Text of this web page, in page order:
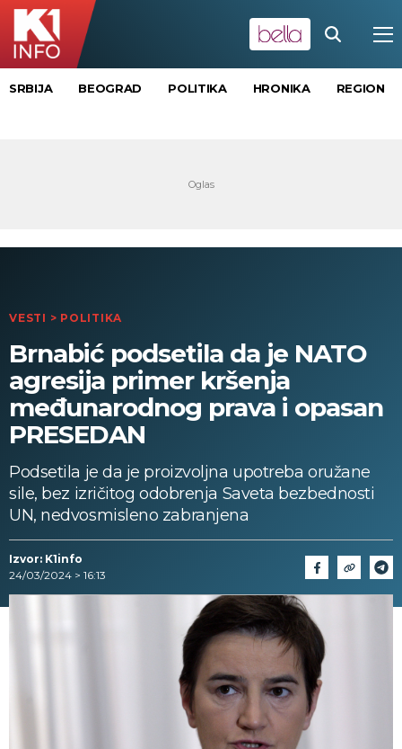
SRBIJA BEOGRAD POLITIKA HRONIKA REGION
VESTI > POLITIKA
Brnabić podsetila da je NATO
agresija primer kršenja
međunarodnog prava i opasan
PRESEDAN
Podsetila je da je proizvoljna upotreba oružane
sile, bez izričitog odobrenja Saveta bezbednosti
UN, nedvosmisleno zabranjena
Izvor: K1info
24/03/2024 > 16:13